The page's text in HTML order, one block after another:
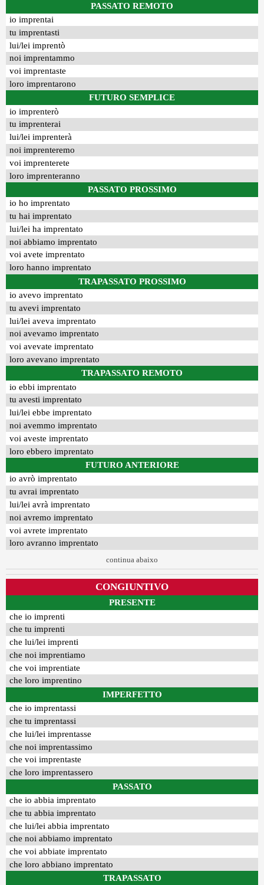
PASSATO REMOTO
io imprentai
tu imprentasti
lui/lei imprentò
noi imprentammo
voi imprentaste
loro imprentarono
FUTURO SEMPLICE
io imprenterò
tu imprenterai
lui/lei imprenterà
noi imprenteremo
voi imprenterete
loro imprenteranno
PASSATO PROSSIMO
io ho imprentato
tu hai imprentato
lui/lei ha imprentato
noi abbiamo imprentato
voi avete imprentato
loro hanno imprentato
TRAPASSATO PROSSIMO
io avevo imprentato
tu avevi imprentato
lui/lei aveva imprentato
noi avevamo imprentato
voi avevate imprentato
loro avevano imprentato
TRAPASSATO REMOTO
io ebbi imprentato
tu avesti imprentato
lui/lei ebbe imprentato
noi avemmo imprentato
voi aveste imprentato
loro ebbero imprentato
FUTURO ANTERIORE
io avrò imprentato
tu avrai imprentato
lui/lei avrà imprentato
noi avremo imprentato
voi avrete imprentato
loro avranno imprentato
continua abaixo
CONGIUNTIVO
PRESENTE
che io imprenti
che tu imprenti
che lui/lei imprenti
che noi imprentiamo
che voi imprentiate
che loro imprentino
IMPERFETTO
che io imprentassi
che tu imprentassi
che lui/lei imprentasse
che noi imprentassimo
che voi imprentaste
che loro imprentassero
PASSATO
che io abbia imprentato
che tu abbia imprentato
che lui/lei abbia imprentato
che noi abbiamo imprentato
che voi abbiate imprentato
che loro abbiano imprentato
TRAPASSATO